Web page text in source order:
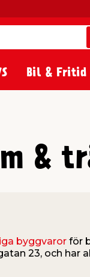
Bil & Fritid
&
byggvaror för
23, och har